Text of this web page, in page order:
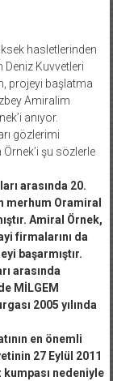
hasletlerinden
Kuvvetleri
projeyi başlatma
Amiralim
anıyor.
gözlerimi
şu sözlerle
arasında 20.
merhum Oramiral
Amiral Örnek,
firmalarını da
başarmıştır.
arasında
MİLGEM
2005 yılında
en önemli
27 Eylül 2011
nedeniyle